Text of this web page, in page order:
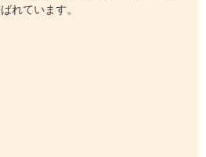
れています。